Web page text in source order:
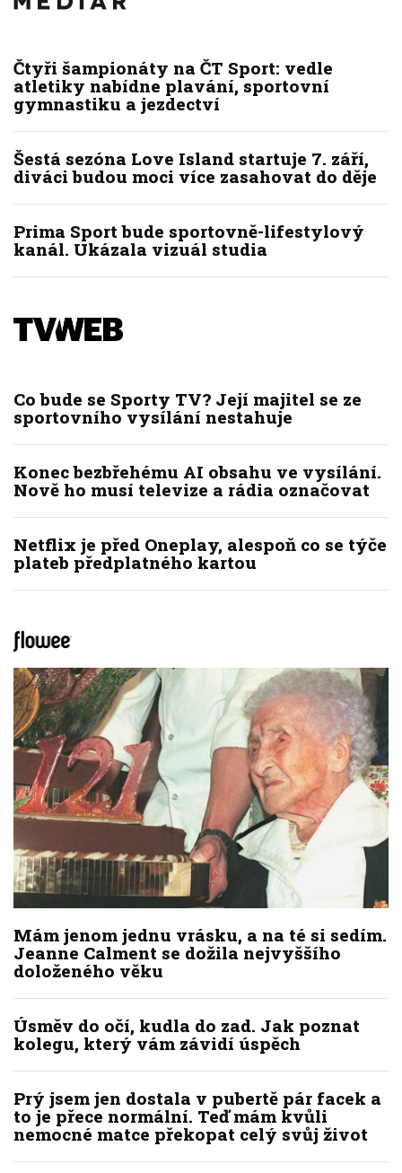
Čtyři šampionáty na ČT Sport: vedle
atletiky nabídne plavání, sportovní
gymnastiku a jezdectví
Šestá sezóna Love Island startuje 7. září,
diváci budou moci více zasahovat do děje
Prima Sport bude sportovně-lifestylový
kanál. Ukázala vizuál studia
Co bude se Sporty TV? Její majitel se ze
sportovního vysílání nestahuje
Konec bezbřehému AI obsahu ve vysílání.
Nově ho musí televize a rádia označovat
Netflix je před Oneplay, alespoň co se týče
plateb předplatného kartou
Mám jenom jednu vrásku, a na té si sedím.
Jeanne Calment se dožila nejvyššího
doloženého věku
Úsměv do očí, kudla do zad. Jak poznat
kolegu, který vám závidí úspěch
Prý jsem jen dostala v pubertě pár facek a
to je přece normální. Teď mám kvůli
nemocné matce překopat celý svůj život